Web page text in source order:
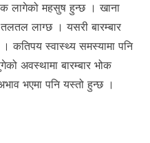
लागेको महसुष हुन्छ । खाना
लाग्छ । यसरी बारम्बार
कतिपय स्वास्थ्य समस्यामा पनि
अवस्थामा बारम्बार भोक
भएमा पनि यस्तो हुन्छ ।